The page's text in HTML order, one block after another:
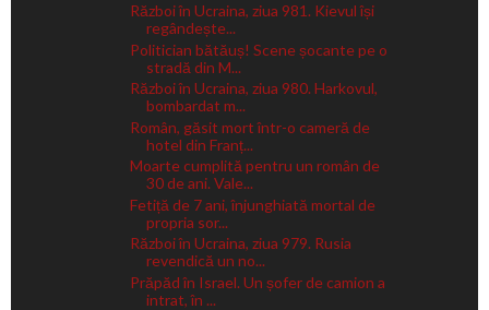
Război în Ucraina, ziua 981. Kievul își
regândește...
Politician bătăuș! Scene șocante pe o
stradă din M...
Război în Ucraina, ziua 980. Harkovul,
bombardat m...
Român, găsit mort într-o cameră de
hotel din Franț...
Moarte cumplită pentru un român de
30 de ani. Vale...
Fetiță de 7 ani, înjunghiată mortal de
propria sor...
Război în Ucraina, ziua 979. Rusia
revendică un no...
Prăpăd în Israel. Un șofer de camion a
intrat, în ...